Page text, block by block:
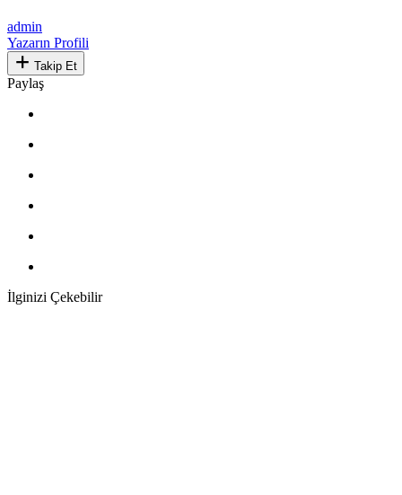
admin
Yazarın Profili
Takip Et
Paylaş
İlginizi Çekebilir